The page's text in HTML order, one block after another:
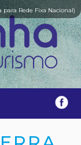
para Rede Fixa Nacional)